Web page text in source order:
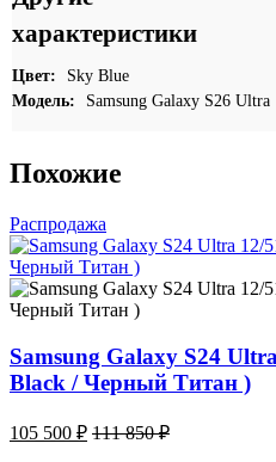
характеристики
Цвет:
Sky Blue
Модель:
Samsung Galaxy S26 Ultra
Похожие
Распродажа
Samsung Galaxy S24
Black / Черный Титан )
105 500 ₽ 111 850₽